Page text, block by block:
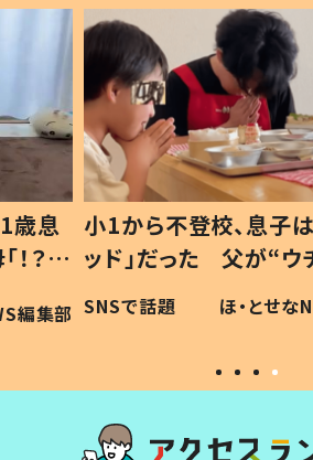
歳息
？」
編集部
小1から不登校、息子は
ッド」だった 父が“ウ
作り続ける理由とは #
#令和の子
SNSで話題 ほ・とせな